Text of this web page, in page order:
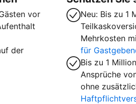
vor
der
Neu: Bis zu 1
Mehrkosten
für
Bis zu 1
Ansprüche
ohne